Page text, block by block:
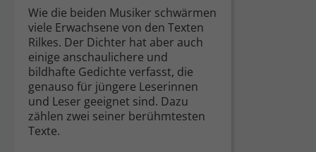
Wie die beiden Musiker schwärmen
viele Erwachsene von den Texten
Rilkes. Der Dichter hat aber auch
einige anschaulichere und
bildhafte Gedichte verfasst, die
genauso für jüngere Leserinnen
und Leser geeignet sind. Dazu
zählen zwei seiner berühmtesten
Texte.